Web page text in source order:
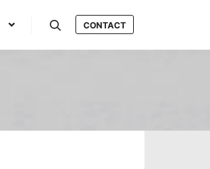
CONTACT